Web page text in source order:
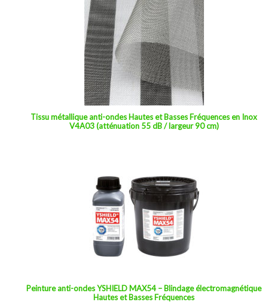
Tissu métallique anti-ondes Hautes et Basses Fréquences en Inox
V4A03 (atténuation 55 dB / largeur 90 cm)
Peinture anti-ondes YSHIELD MAX54 – Blindage électromagnétique
Hautes et Basses Fréquences